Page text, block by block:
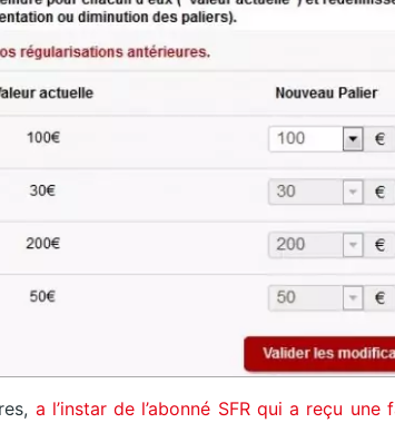
a l’instar de l’abonné SFR qui a reçu une